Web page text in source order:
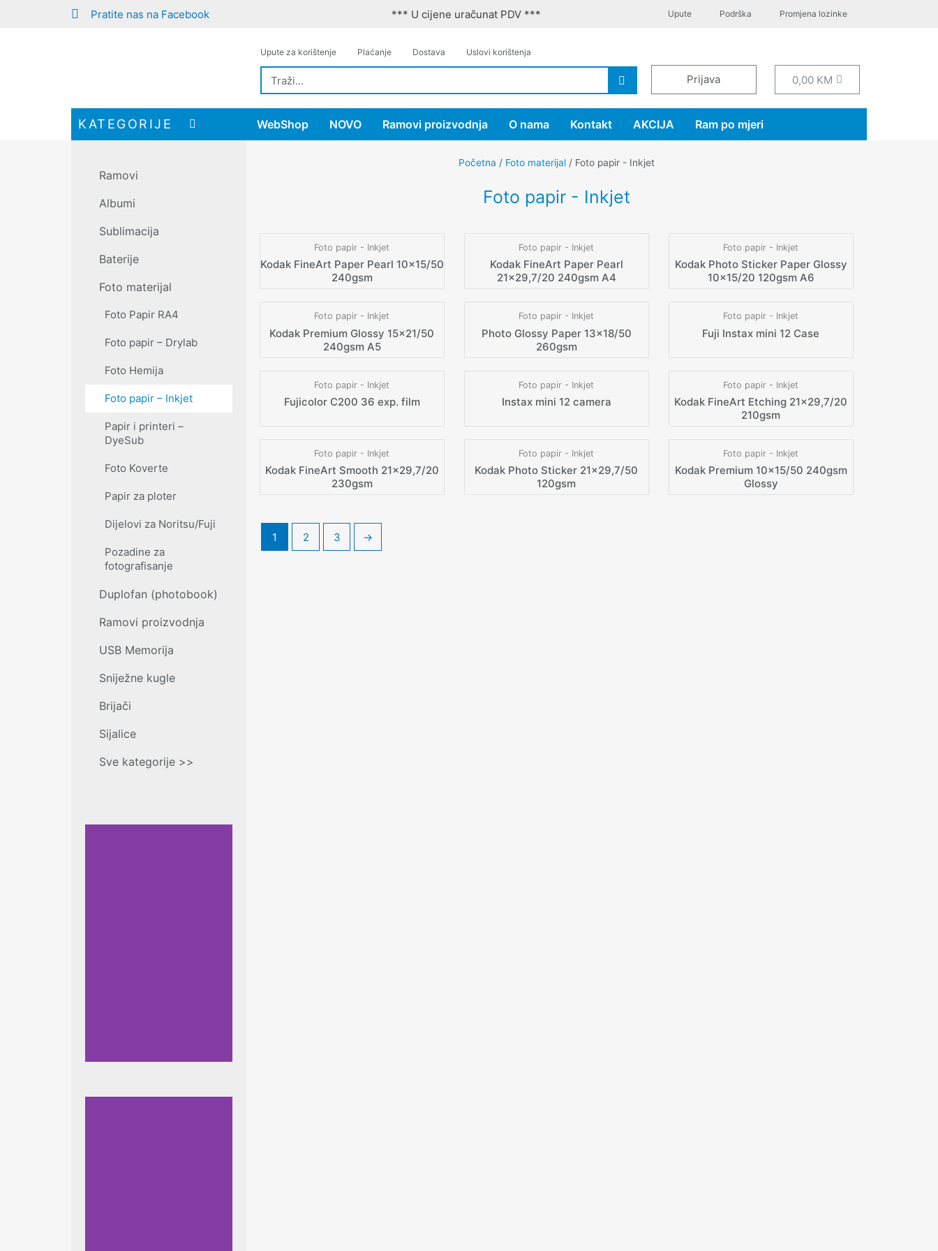
Pratite nas na Facebook *** U cijene uračunat PDV *** Upute Podrška Promjena lozinke
Upute za korištenje Plaćanje Dostava Uslovi korištenja
Prijava 0,00 KM
KATEGORIJE WebShop NOVO Ramovi proizvodnja O nama Kontakt AKCIJA Ram po mjeri
Ramovi
Albumi
Sublimacija
Baterije
Foto materijal
Foto Papir RA4
Foto papir – Drylab
Foto Hemija
Foto papir – Inkjet
Papir i printeri –
DyeSub
Foto Koverte
Papir za ploter
Dijelovi za Noritsu/Fuji
Pozadine za
fotografisanje
Duplofan (photobook)
Ramovi proizvodnja
USB Memorija
Sniježne kugle
Brijači
Sijalice
Sve kategorije >>
Početna / Foto materijal/ Foto papir - Inkjet
Foto papir - Inkjet
Foto papir - Inkjet
Kodak FineArt Paper Pearl 10×15/50
240gsm
Foto papir - Inkjet
Kodak FineArt Paper Pearl
21×29,7/20 240gsm A4
Foto papir - Inkjet
Kodak Photo Sticker Paper Glossy
10×15/20 120gsm A6
Foto papir - Inkjet
Kodak Premium Glossy 15×21/50
240gsm A5
Foto papir - Inkjet
Photo Glossy Paper 13×18/50
260gsm
Foto papir - Inkjet
Fuji Instax mini 12 Case
Foto papir - Inkjet
Fujicolor C200 36 exp. film
Foto papir - Inkjet
Instax mini 12 camera
Foto papir - Inkjet
Kodak FineArt Etching 21×29,7/20
210gsm
Foto papir - Inkjet
Kodak FineArt Smooth 21×29,7/20
230gsm
Foto papir - Inkjet
Kodak Photo Sticker 21×29,7/50
120gsm
Foto papir - Inkjet
Kodak Premium 10×15/50 240gsm
Glossy
1 2 3 →